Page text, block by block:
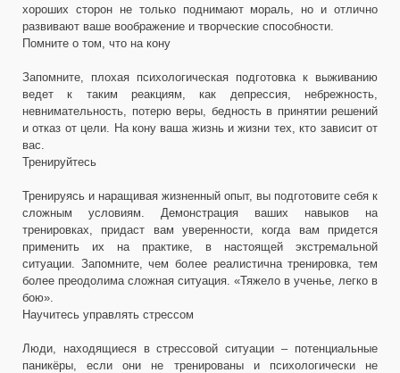
хороших сторон не только поднимают мораль, но и отлично
развивают ваше воображение и творческие способности.
Помните о том, что на кону
Запомните, плохая психологическая подготовка к выживанию
ведет к таким реакциям, как депрессия, небрежность,
невнимательность, потерю веры, бедность в принятии решений
и отказ от цели. На кону ваша жизнь и жизни тех, кто зависит от
вас.
Тренируйтесь
Тренируясь и наращивая жизненный опыт, вы подготовите себя к
сложным условиям. Демонстрация ваших навыков на
тренировках, придаст вам уверенности, когда вам придется
применить их на практике, в настоящей экстремальной
ситуации. Запомните, чем более реалистична тренировка, тем
более преодолима сложная ситуация. «Тяжело в ученье, легко в
бою».
Научитесь управлять стрессом
Люди, находящиеся в стрессовой ситуации – потенциальные
паникёры, если они не тренированы и психологически не